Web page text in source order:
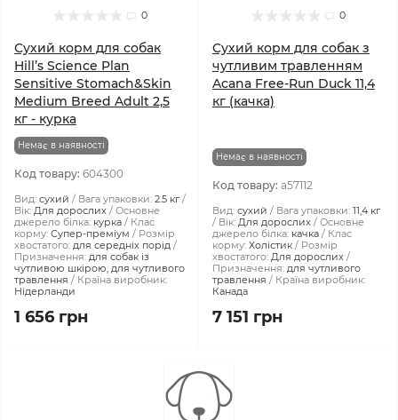
0
Сухий корм для собак
Hill’s Science Plan
Sensitive Stomach&Skin
Medium Breed Adult 2,5
кг - курка
Немає в наявності
Код товару: 604300
Вид: сухий Вага упаковки: 2.5 кг
Вік: Для дорослих
Основне
джерело білка: курка
Клас
корму: Супер-преміум
Розмір
хвостатого: для середніх порід
Призначення: для собак із
чутливою шкірою, для чутливого
травлення
Країна виробник:
Нідерланди
1 656 грн
0
Сухий корм для собак з
чутливим травленням
Acana Free-Run Duck 11,4
кг (качка)
Немає в наявності
Код товару: a57112
Вид: сухий Вага упаковки: 11,4 кг
Вік: Для дорослих
Основне
джерело білка: качка
Клас
корму: Холістик
Розмір
хвостатого: Для дорослих
Призначення: для чутливого
травлення
Країна виробник:
Канада
7 151 грн